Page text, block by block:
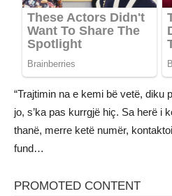
“Trajtimin na e kemi bë vetë, diku
jo, s’ka pas kurrgjë hiç. Sa herë i
thanë, merre ketë numër,
fund…